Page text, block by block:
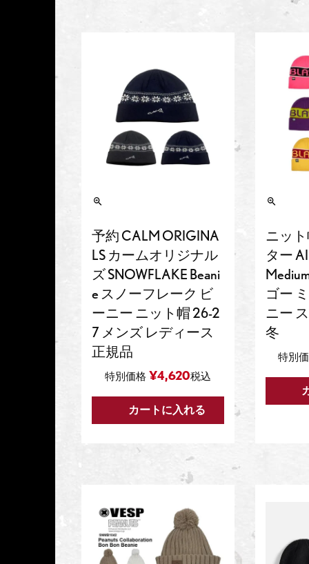
予約 CALM ORIGINA
LS カームオリジナル
ズ SNOWFLAKE Beani
e スノーフレーク ビ
ーニー ニット帽 26-2
7 メンズ レディース
正規品
特別価格 ¥4,620税込
カートに入れる
ニッ
ター
ゴー
ニー
冬
特別